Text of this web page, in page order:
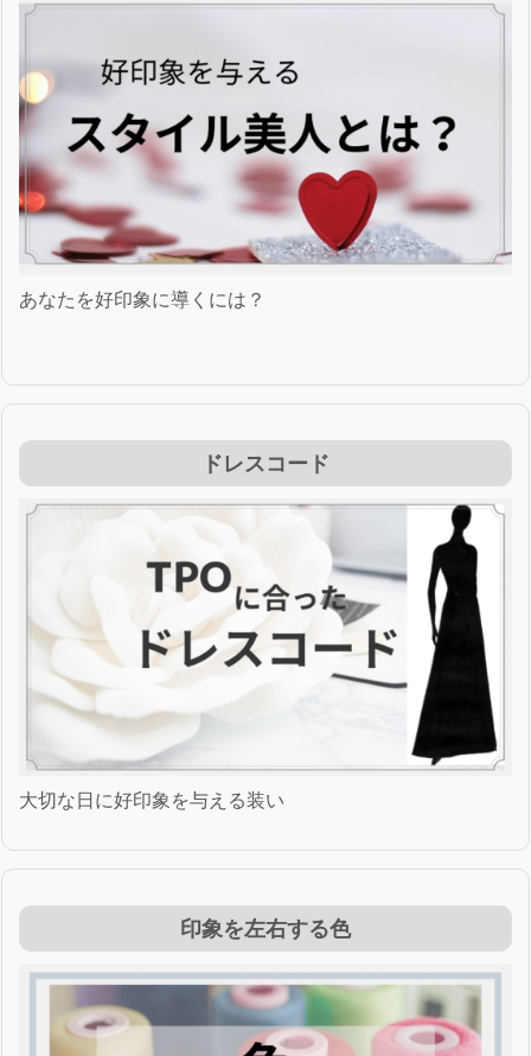
あなたを好印象に導くには？
ドレスコード
大切な日に好印象を与える装い
印象を左右する色